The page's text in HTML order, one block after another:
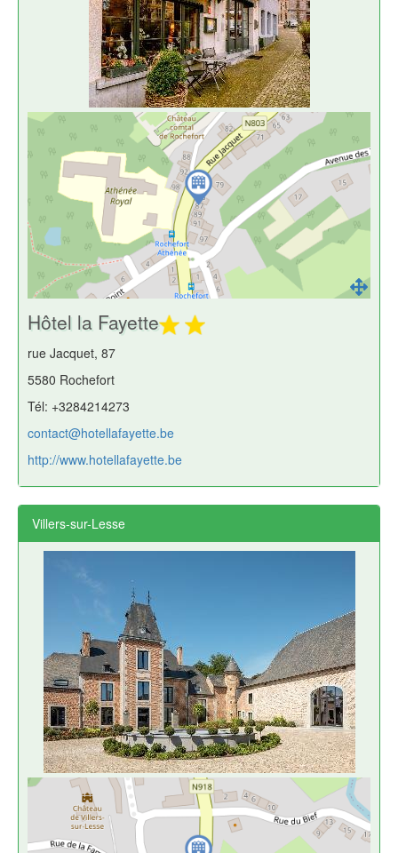
Hôtel la Fayette
rue Jacquet, 87
5580 Rochefort
Tél: +3284214273
contact@hotellafayette.be
http://www.hotellafayette.be
Villers-sur-Lesse